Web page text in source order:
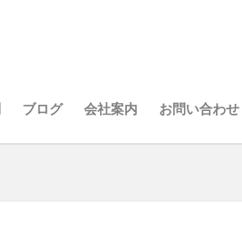
ブログ 会社案内 お問い合わせ